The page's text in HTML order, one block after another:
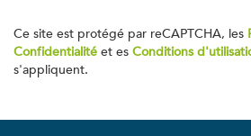
Ce site est protégé par reCAPTCHA, les
Confidentialité et es Conditions
s'appliquent.